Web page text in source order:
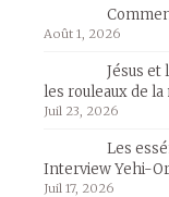
Août 1, 2026
Jésus et
les rouleaux de
Juil 23, 2026
Les
Interview Yehi-
Juil 17, 2026